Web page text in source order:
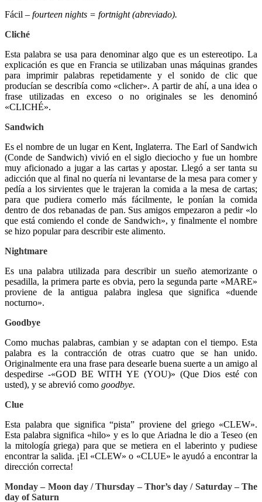
Fácil – fourteen nights = fortnight (abreviado).
Cliché
Esta palabra se usa para denominar algo que es un estereotipo. La
explicación es que en Francia se utilizaban unas máquinas grandes
para imprimir palabras repetidamente y el sonido de clic que
producían se describía como «clicher». A partir de ahí, a una idea o
frase utilizadas en exceso o no originales se les denominó
«CLICHÉ».
Sandwich
Es el nombre de un lugar en Kent, Inglaterra. The Earl of Sandwich
(Conde de Sandwich) vivió en el siglo dieciocho y fue un hombre
muy aficionado a jugar a las cartas y apostar. Llegó a ser tanta su
adicción que al final no quería ni levantarse de la mesa para comer y
pedía a los sirvientes que le trajeran la comida a la mesa de cartas;
para que pudiera comerlo más fácilmente, le ponían la comida
dentro de dos rebanadas de pan. Sus amigos empezaron a pedir «lo
que está comiendo el conde de Sandwich», y finalmente el nombre
se hizo popular para describir este alimento.
Nightmare
Es una palabra utilizada para describir un sueño atemorizante o
pesadilla, la primera parte es obvia, pero la segunda parte «MARE»
proviene de la antigua palabra inglesa que significa «duende
nocturno».
Goodbye
Como muchas palabras, cambian y se adaptan con el tiempo. Esta
palabra es la contracción de otras cuatro que se han unido.
Originalmente era una frase para desearle buena suerte a un amigo al
despedirse -«GOD BE WITH YE (YOU)» (Que Dios esté con
usted), y se abrevió como goodbye.
Clue
Esta palabra que significa “pista” proviene del griego «CLEW».
Esta palabra significa «hilo» y es lo que Ariadna le dio a Teseo (en
la mitología griega) para que se metiera en el laberinto y pudiese
encontrar la salida. ¡El «CLEW» o «CLUE» le ayudó a encontrar la
dirección correcta!
Monday – Moon day / Thursday – Thor’s day / Saturday – The
day of Saturn